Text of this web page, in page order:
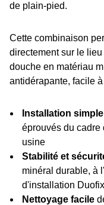
de plain-pied.
Cette combinaison
directement sur le
douche en matériau
antidérapante, facile
Installation
éprouvés du cadre
usine
Stabilité et
minéral durable, à
d'installation
Nettoyage facile